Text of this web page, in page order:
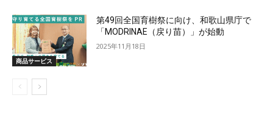
商品サービス
第49回全国育樹祭に向け、和歌山県庁で
「MODRINAE（戻り苗）」が始動
2025年11月18日